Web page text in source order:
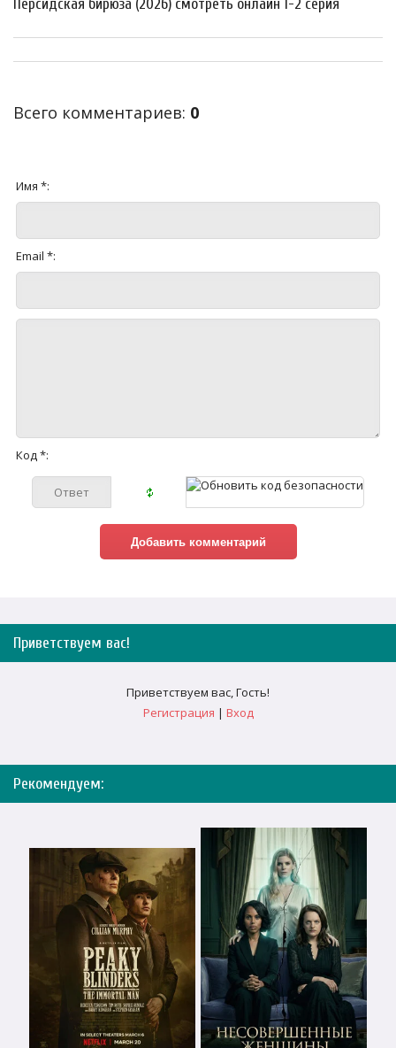
Персидская бирюза (2026) смотреть онлайн 1-2 серия
Всего комментариев: 0
Имя *:
Email *:
Код *:
Приветствуем вас!
Приветствуем вас,Гость!
Регистрация | Вход
Рекомендуем: